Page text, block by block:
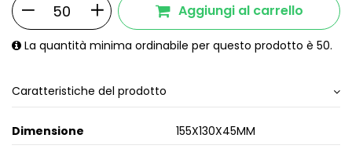
Aggiungi al carrello
La quantità minima ordinabile per questo prodotto è 50.
Caratteristiche del prodotto
Dimensione
155X130X45MM